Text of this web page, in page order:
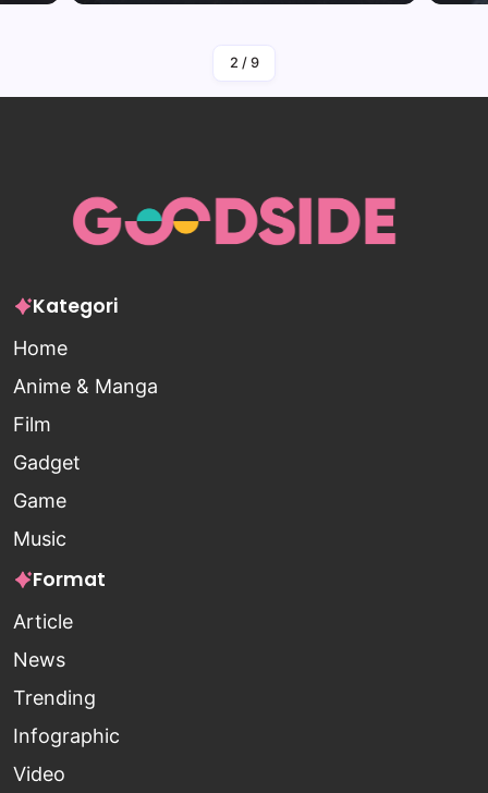
By Falah Malaika Az Zahra
2 / 9
Kategori
Home
Anime & Manga
Film
Gadget
Game
Music
Format
Article
News
Trending
Infographic
Video